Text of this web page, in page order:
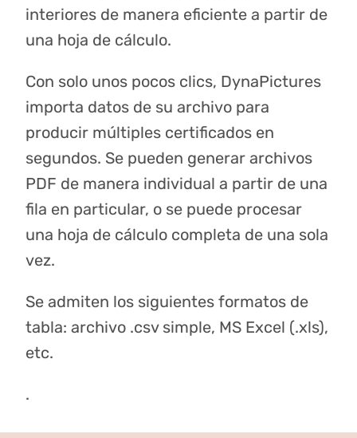
interiores de manera eficiente a partir de
una hoja de cálculo.
Con solo unos pocos clics, DynaPictures
importa datos de su archivo para
producir múltiples certificados en
segundos. Se pueden generar archivos
PDF de manera individual a partir de una
fila en particular, o se puede procesar
una hoja de cálculo completa de una sola
vez.
Se admiten los siguientes formatos de
tabla: archivo .csv simple, MS Excel (.xls),
etc.
.